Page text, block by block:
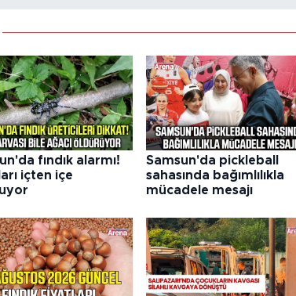
fındık alarmı!
içten içe
Samsun'da pickleball
sahasında bağımlılıkla
mücadele mesajı